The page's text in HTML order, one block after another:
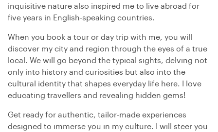
inquisitive nature also inspired me to live abroad for
five years in English-speaking countries.
When you book a tour or day trip with me, you will
discover my city and region through the eyes of a true
local. We will go beyond the typical sights, delving not
only into history and curiosities but also into the
cultural identity that shapes everyday life here. I love
educating travellers and revealing hidden gems!
Get ready for authentic, tailor-made experiences
designed to immerse you in my culture. I will steer you